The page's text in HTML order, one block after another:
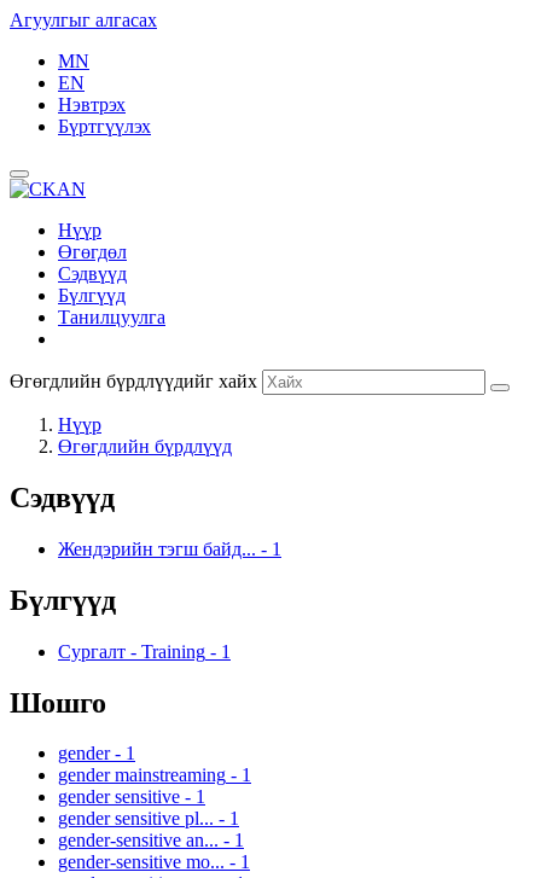
Агуулгыг алгасах
MN
EN
Нэвтрэх
Бүртгүүлэх
Нүүр
Өгөгдөл
Сэдвүүд
Бүлгүүд
Танилцуулга
Өгөгдлийн бүрдлүүдийг хайх
Нүүр
Өгөгдлийн бүрдлүүд
Сэдвүүд
Жендэрийн тэгш байд... - 1
Бүлгүүд
Сургалт - Training - 1
Шошго
gender - 1
gender mainstreaming - 1
gender sensitive - 1
gender sensitive pl... - 1
gender-sensitive an... - 1
gender-sensitive mo... - 1